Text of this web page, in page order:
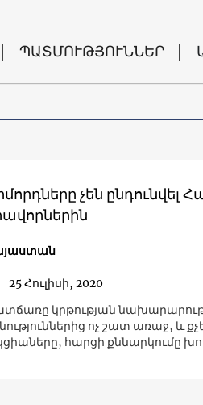
ՊԱՏՄՈՒԹՅՈՒՆՆԵՐ
չեն ընդունվել
25 Հուլիսի, 2020
կրթության
ոչ շատ առաջ, և
հարցի քննարկումը